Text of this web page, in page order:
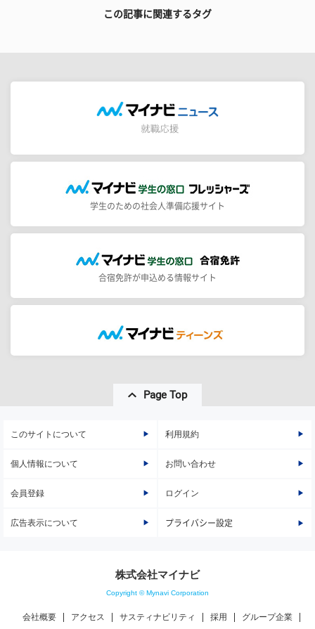
この記事に関連するタグ
学生のための社会人準備応援サイト
合宿免許が申込める情報サイト
Page Top
このサイトについて 利用規約
個人情報について お問い合わせ
会員登録 ログイン
広告表示について プライバシー設定
株式会社マイナビ
Copyright © Mynavi Corporation
会社概要 アクセス サスティナビリティ 採用 グループ企業